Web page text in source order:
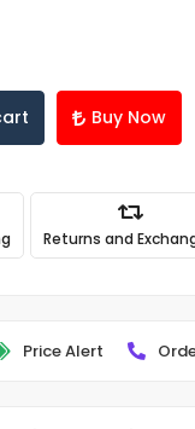
Buy Now
Returns and
Price Alert